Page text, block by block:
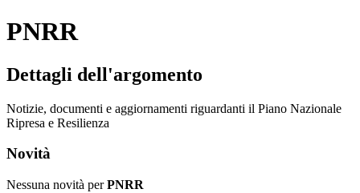
PNRR
Dettagli dell'argomento
Notizie, documenti e aggiornamenti riguardanti il Piano Nazionale
Ripresa e Resilienza
Novità
Nessuna novità perPNRR